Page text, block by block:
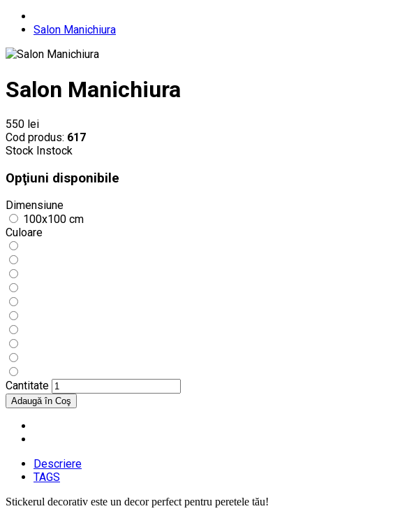
Salon Manichiura
Salon Manichiura
550 lei
Cod produs: 617
Stock Instock
Opţiuni disponibile
Dimensiune
100x100 cm
Culoare
Cantitate
Descriere
TAGS
Stickerul decorativ este un decor perfect pentru peretele tău!